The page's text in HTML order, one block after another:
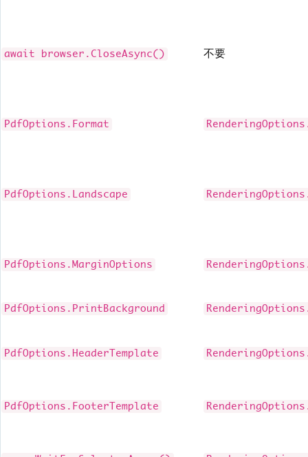
await browser.CloseAsync() 不要
PdfOptions.Format
PdfOptions.Landscape
PdfOptions.MarginOptions
PdfOptions.PrintBackground
PdfOptions.HeaderTemplate
PdfOptions.FooterTemplate